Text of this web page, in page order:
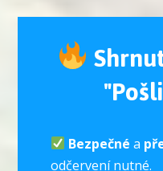
Bezpečné a
odčervení nutné.